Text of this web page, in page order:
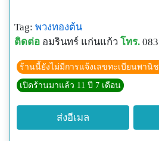
Tag: พวงทองต้น
ติดต่อ อมรินทร์ แก่นแก้ว โทร.
ร้านนี้ยังไม่มีการแจ้งเลขทะเบียนพานิ
เปิดร้านมาแล้ว 11 ปี 7 เดือน
ส่งอีเมล